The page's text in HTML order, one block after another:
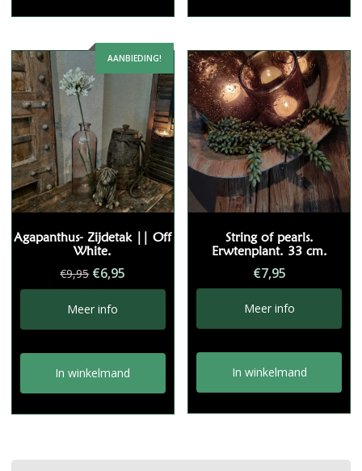
AANBIEDING!
Agapanthus- Zijdetak || Off
White.
€9,95 Oorspronkelijke
prijs
was:
€9,95.
€6,95
prijs
€6,95.
Meer info
In winkelmand
String of pearls.
Erwtenplant. 33 cm.
€7,95
Meer info
In winkelmand